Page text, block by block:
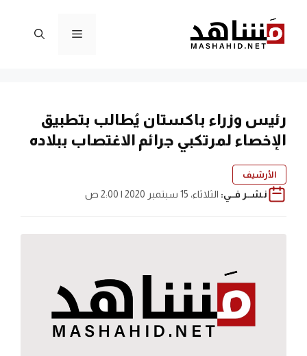
المحتوى
القائمة
رئيس وزراء باكستان يُطالب بتطبيق
الإخصاء لمرتكبي جرائم الاغتصاب ببلاده
الأرشيف
نـشــر فــي: الثلاثاء، 15 سبتمبر 2020 | 2:00 ص